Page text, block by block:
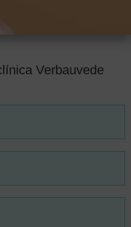
Verbauvede